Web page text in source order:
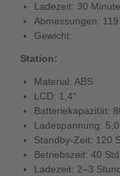
Ladezeit: 30
Abmessungen:
Gewicht:
Station:
Material: ABS
LCD: 1,4“
Batteriekapazität:
Ladespannung:
Standby-Zeit: 120
Betriebszeit: 40
Ladezeit: 2–3